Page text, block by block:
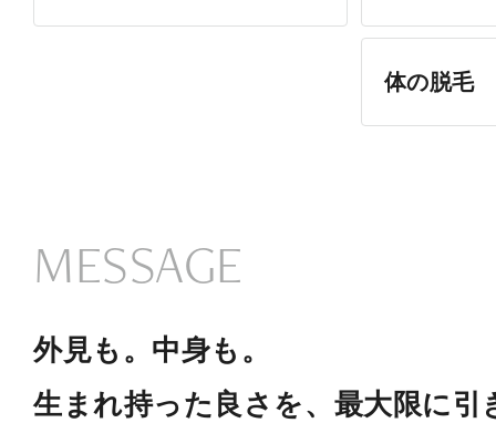
体の脱毛
MESSAGE
外見も。中身も。
生まれ持った良さを、最大限に引